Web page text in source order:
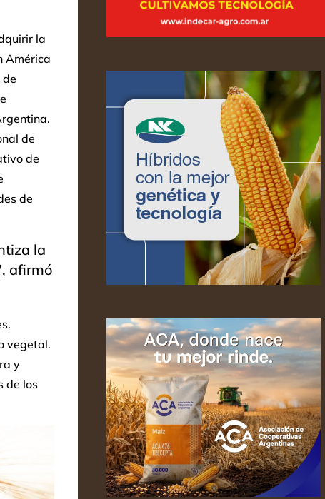
la
América
de
de
de
de
la
afirmó
vegetal.
y
de los